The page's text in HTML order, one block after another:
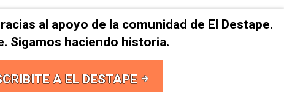
al apoyo de la comunidad de El Destape.
Sigamos haciendo historia.
A EL DESTAPE